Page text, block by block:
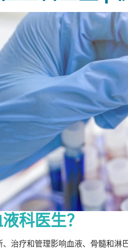
科医生？
、治疗和管理影响血液、骨髓和